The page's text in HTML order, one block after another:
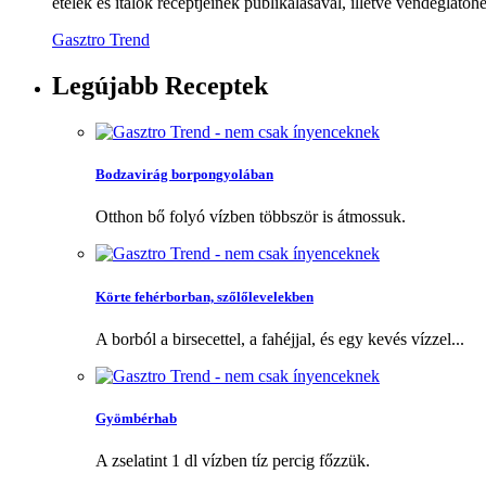
Gasztro Trend
Legújabb Receptek
Bodzavirág borpongyolában
Otthon bő folyó vízben többször is átmossuk.
Körte fehérborban, szőlőlevelekben
A borból a birsecettel, a fahéjjal, és egy kevés vízzel...
Gyömbérhab
A zselatint 1 dl vízben tíz percig főzzük.